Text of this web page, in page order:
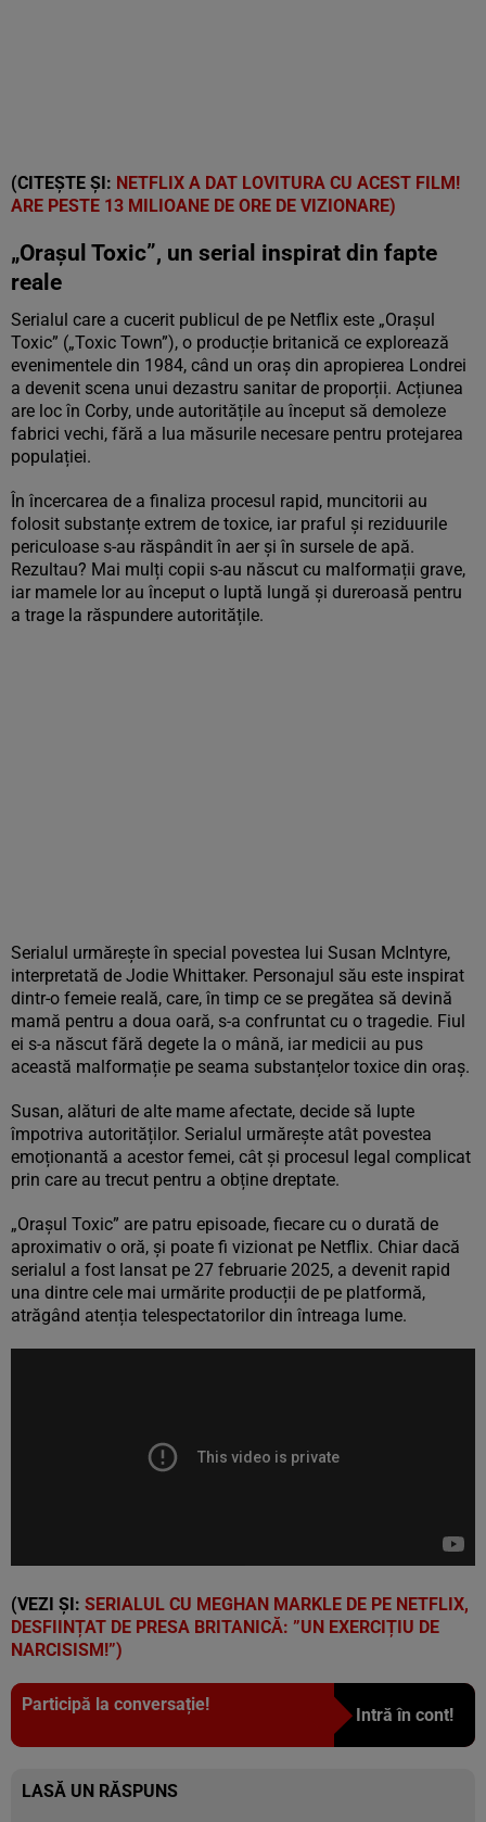
(CITEȘTE ȘI: NETFLIX A DAT LOVITURA CU ACEST FILM!
ARE PESTE 13 MILIOANE DE ORE DE VIZIONARE)
„Orașul Toxic”, un serial inspirat din fapte
reale
Serialul care a cucerit publicul de pe Netflix este „Orașul
Toxic” („Toxic Town”), o producție britanică ce explorează
evenimentele din 1984, când un oraș din apropierea Londrei
a devenit scena unui dezastru sanitar de proporții. Acțiunea
are loc în Corby, unde autoritățile au început să demoleze
fabrici vechi, fără a lua măsurile necesare pentru protejarea
populației.
În încercarea de a finaliza procesul rapid, muncitorii au
folosit substanțe extrem de toxice, iar praful și reziduurile
periculoase s-au răspândit în aer și în sursele de apă.
Rezultau? Mai mulți copii s-au născut cu malformații grave,
iar mamele lor au început o luptă lungă și dureroasă pentru
a trage la răspundere autoritățile.
Serialul urmărește în special povestea lui Susan McIntyre,
interpretată de Jodie Whittaker. Personajul său este inspirat
dintr-o femeie reală, care, în timp ce se pregătea să devină
mamă pentru a doua oară, s-a confruntat cu o tragedie. Fiul
ei s-a născut fără degete la o mână, iar medicii au pus
această malformație pe seama substanțelor toxice din oraș.
Susan, alături de alte mame afectate, decide să lupte
împotriva autorităților. Serialul urmărește atât povestea
emoționantă a acestor femei, cât și procesul legal complicat
prin care au trecut pentru a obține dreptate.
„Orașul Toxic” are patru episoade, fiecare cu o durată de
aproximativ o oră, și poate fi vizionat pe Netflix. Chiar dacă
serialul a fost lansat pe 27 februarie 2025, a devenit rapid
una dintre cele mai urmărite producții de pe platformă,
atrăgând atenția telespectatorilor din întreaga lume.
(VEZI ȘI: SERIALUL CU MEGHAN MARKLE DE PE NETFLIX,
DESFIINȚAT DE PRESA BRITANICĂ: ”UN EXERCIȚIU DE
NARCISISM!”)
Participă la conversație!
Intră în cont!
LASĂ UN RĂSPUNS